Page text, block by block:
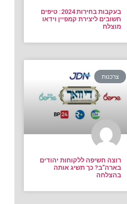
בעקבות בחירות 2024: טיפים
חשובים ליצירת קמפיין וידאו
מוצלח
צרכנות
רוצה חשיפה ללקוחות יהודים
בארה”ב? כך תשיג אותה
בהצלחה